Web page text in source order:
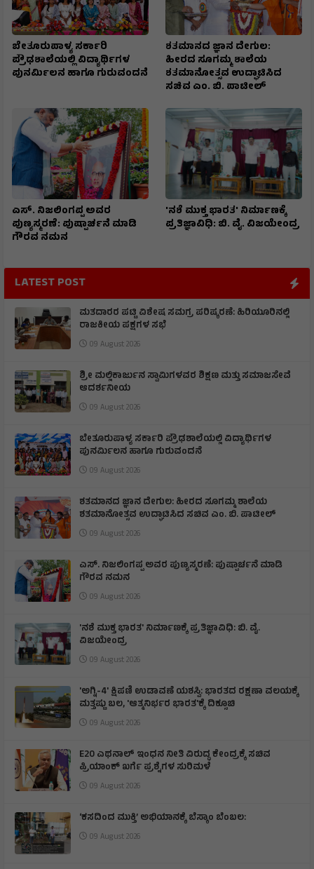
ಬೇತೂರುಪಾಳ್ಯ ಸರ್ಕಾರಿ
ಪ್ರೌಢಶಾಲೆಯಲ್ಲಿ ವಿದ್ಯಾರ್ಥಿಗಳ
ಪುನರ್ಮಿಲನ ಹಾಗೂ ಗುರುವಂದನೆ
ಶತಮಾನದ ಜ್ಞಾನ ದೇಗುಲ:
ಹೀರದ ಸೂಗಮ್ಮ ಶಾಲೆಯ
ಶತಮಾನೋತ್ಸವ ಉದ್ಘಾಟಿಸಿದ
ಸಚಿವ ಎಂ. ಬಿ. ಪಾಟೀಲ್
ಎಸ್. ನಿಜಲಿಂಗಪ್ಪ ಅವರ
ಪುಣ್ಯಸ್ಮರಣೆ: ಪುಷ್ಪಾರ್ಚನೆ ಮಾಡಿ
ಗೌರವ ನಮನ​
'ನಶೆ ಮುಕ್ತ ಭಾರತ' ನಿರ್ಮಾಣಕ್ಕೆ
ಪ್ರತಿಜ್ಞಾವಿಧಿ: ಬಿ. ವೈ. ವಿಜಯೇಂದ್ರ
LATEST POST
ಮತದಾರರ ಪಟ್ಟಿ ವಿಶೇಷ ಸಮಗ್ರ ಪರಿಷ್ಕರಣೆ: ಹಿರಿಯೂರಿನಲ್ಲಿ
ರಾಜಕೀಯ ಪಕ್ಷಗಳ ಸಭೆ
09 August 2026
ಶ್ರೀ ಮಲ್ಲಿಕಾರ್ಜುನ ಸ್ವಾಮಿಗಳವರ ಶಿಕ್ಷಣ ಮತ್ತು ಸಮಾಜಸೇವೆ
ಆದರ್ಶನೀಯ
09 August 2026
ಬೇತೂರುಪಾಳ್ಯ ಸರ್ಕಾರಿ ಪ್ರೌಢಶಾಲೆಯಲ್ಲಿ ವಿದ್ಯಾರ್ಥಿಗಳ
ಪುನರ್ಮಿಲನ ಹಾಗೂ ಗುರುವಂದನೆ
09 August 2026
ಶತಮಾನದ ಜ್ಞಾನ ದೇಗುಲ: ಹೀರದ ಸೂಗಮ್ಮ ಶಾಲೆಯ
ಶತಮಾನೋತ್ಸವ ಉದ್ಘಾಟಿಸಿದ ಸಚಿವ ಎಂ. ಬಿ. ಪಾಟೀಲ್
09 August 2026
ಎಸ್. ನಿಜಲಿಂಗಪ್ಪ ಅವರ ಪುಣ್ಯಸ್ಮರಣೆ: ಪುಷ್ಪಾರ್ಚನೆ ಮಾಡಿ
ಗೌರವ ನಮನ​
09 August 2026
'ನಶೆ ಮುಕ್ತ ಭಾರತ' ನಿರ್ಮಾಣಕ್ಕೆ ಪ್ರತಿಜ್ಞಾವಿಧಿ: ಬಿ. ವೈ.
ವಿಜಯೇಂದ್ರ
09 August 2026
'ಅಗ್ನಿ-4' ಕ್ಷಿಪಣಿ ಉಡಾವಣೆ ಯಶಸ್ವಿ: ಭಾರತದ ರಕ್ಷಣಾ ವಲಯಕ್ಕೆ
ಮತ್ತಷ್ಟು ಬಲ, 'ಆತ್ಮನಿರ್ಭರ ಭಾರತ'ಕ್ಕೆ ದಿಕ್ಸೂಚಿ
09 August 2026
E20 ಎಥನಾಲ್ ಇಂಧನ ನೀತಿ ವಿರುದ್ಧ ಕೇಂದ್ರಕ್ಕೆ ಸಚಿವ
ಪ್ರಿಯಾಂಕ್ ಖರ್ಗೆ ಪ್ರಶ್ನೆಗಳ ಸುರಿಮಳೆ
09 August 2026
‘ಕಸದಿಂದ ಮುಕ್ತಿ’ ಅಭಿಯಾನಕ್ಕೆ ಬೆಸ್ಕಾಂ ಬೆಂಬಲ:
09 August 2026